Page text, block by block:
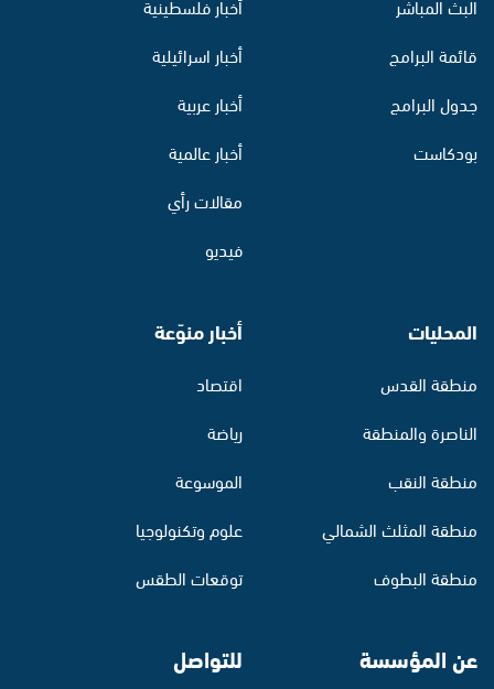
قائمة البرامج
جدول البرامج
بودكاست
أخبار اسرائيلية
أخبار عربية
أخبار عالمية
مقالات رأي
فيديو
المحليات
منطقة القدس
الناصرة والمنطقة
منطقة النقب
منطقة المثلث الشمالي
منطقة البطوف
أخبار منوّعة
اقتصاد
رياضة
الموسوعة
علوم وتكنولوجيا
توقعات الطقس
عن المؤسسة للتواصل